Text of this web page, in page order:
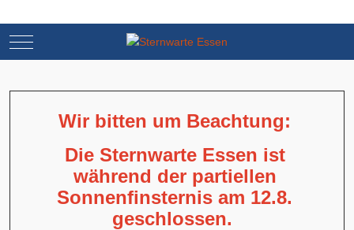
Mobile Menu Toggle
Wir bitten um Beachtung:
Die Sternwarte Essen ist
während der partiellen
Sonnenfinsternis am 12.8.
geschlossen.